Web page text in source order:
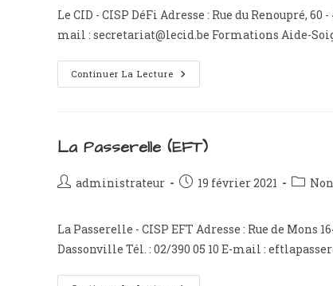
publication :
Le CID - CISP DéFi Adresse : Rue du Renoupré,
mail : secretariat@lecid.be Formations Aide-
Continuer La Lecture Le
CID
La Passerelle (EFT)
Auteur/autrice
publication :
administrateur
Publication
19 février 2021
Post
La Passerelle - CISP EFT Adresse : Rue de
Dassonville Tél. : 02/390 05 10 E-mail :